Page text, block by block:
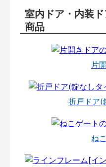
室内ドア・内装
商品
片
折戸ドア(
ね